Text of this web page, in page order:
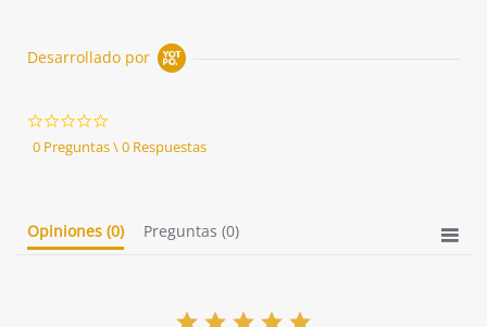
Desarrollado por
star
rating
0 Preguntas \ 0 Respuestas
Opiniones (0) Preguntas (0)